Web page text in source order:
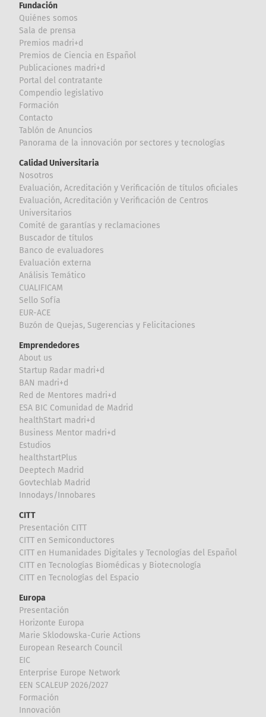
Fundación
Quiénes somos
Sala de prensa
Premios madri+d
Premios de Ciencia en Español
Publicaciones madri+d
Portal del contratante
Compendio legislativo
Formación
Contacto
Tablón de Anuncios
Panorama de la innovación por sectores y tecnologías
Calidad Universitaria
Nosotros
Evaluación, Acreditación y Verificación de títulos oficiales
Evaluación, Acreditación y Verificación de Centros
Universitarios
Comité de garantías y reclamaciones
Buscador de títulos
Banco de evaluadores
Evaluación externa
Análisis Temático
CUALIFICAM
Sello Sofía
EUR-ACE
Buzón de Quejas, Sugerencias y Felicitaciones
Emprendedores
About us
Startup Radar madri+d
BAN madri+d
Red de Mentores madri+d
ESA BIC Comunidad de Madrid
healthStart madri+d
Business Mentor madri+d
Estudios
healthstartPlus
Deeptech Madrid
Govtechlab Madrid
Innodays/Innobares
CITT
Presentación CITT
CITT en Semiconductores
CITT en Humanidades Digitales y Tecnologías del Español
CITT en Tecnologías Biomédicas y Biotecnología
CITT en Tecnologías del Espacio
Europa
Presentación
Horizonte Europa
Marie Sklodowska-Curie Actions
European Research Council
EIC
Enterprise Europe Network
EEN SCALEUP 2026/2027
Formación
Innovación